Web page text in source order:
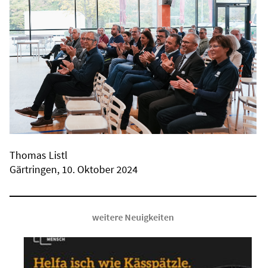
Thomas Listl
Gärtringen, 10. Oktober 2024
weitere Neuigkeiten